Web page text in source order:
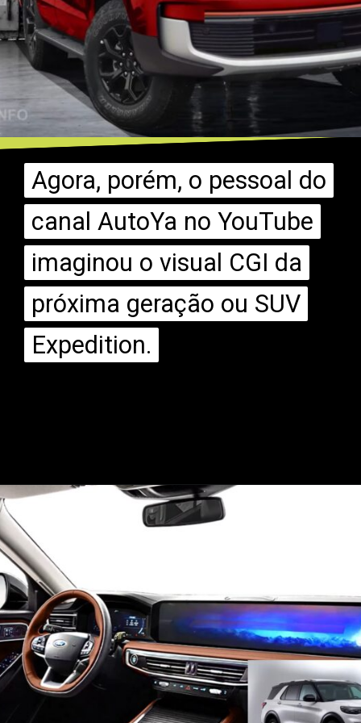
Agora, porém, o pessoal do
canal AutoYa no YouTube
imaginou o visual CGI da
próxima geração ou SUV
Expedition.
Agora, porém, o pessoal do
canal AutoYa no YouTube
imaginou o visual CGI da
próxima geração ou SUV
Expedition.